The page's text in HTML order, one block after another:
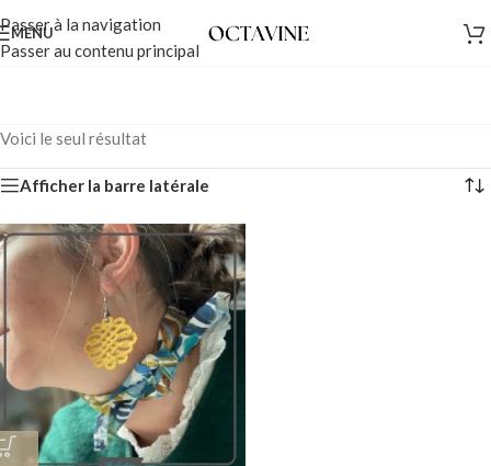
Passer à la navigation
Passer au contenu principal
MENU
Voici le seul résultat
Afficher la barre latérale